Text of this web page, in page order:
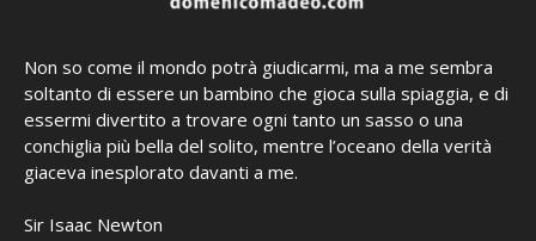
Non so come il mondo potrà giudicarmi, ma a me sembra
soltanto di essere un bambino che gioca sulla spiaggia, e di
essermi divertito a trovare ogni tanto un sasso o una
conchiglia più bella del solito, mentre l’oceano della verità
giaceva inesplorato davanti a me.
Sir Isaac Newton